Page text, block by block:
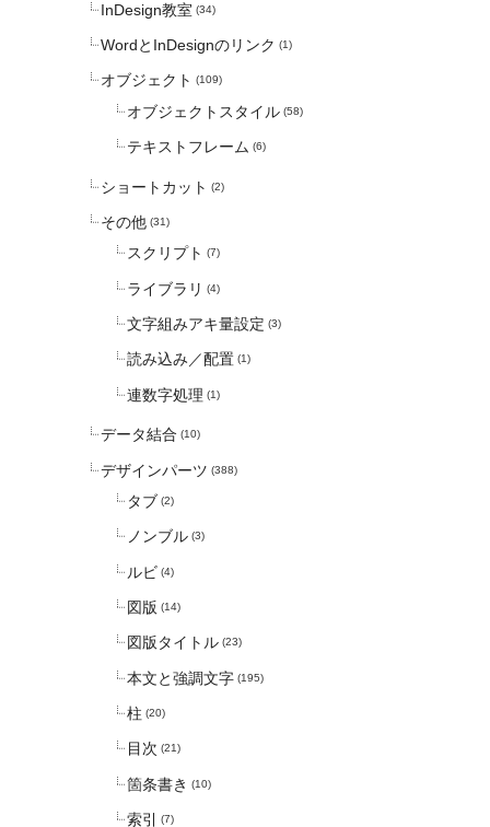
InDesign教室 (34)
WordとInDesignのリンク (1)
オブジェクト (109)
オブジェクトスタイル (58)
テキストフレーム (6)
ショートカット (2)
その他 (31)
スクリプト (7)
ライブラリ (4)
文字組みアキ量設定 (3)
読み込み／配置 (1)
連数字処理 (1)
データ結合 (10)
デザインパーツ (388)
タブ (2)
ノンブル (3)
ルビ (4)
図版 (14)
図版タイトル (23)
本文と強調文字 (195)
柱 (20)
目次 (21)
箇条書き (10)
索引 (7)